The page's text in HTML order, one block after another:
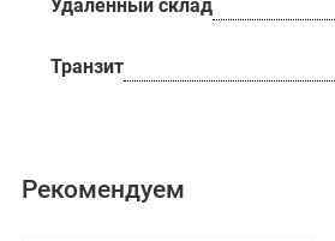
Удаленный склад
Транзит
Рекомендуем